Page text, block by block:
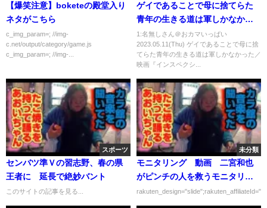
【爆笑注意】boketeの殿堂入り
ネタがこちら
c_img_param=; //img-
c.net/output/category/game.js
c_img_param=; //img-...
ゲイであることで母に捨てらた
青年の生きる道は軍しかなかっ
た／映画『インスペクション こ
こで生きる』予告編
1:名無しさん＠おカマいっぱい
2023.05.11(Thu) ゲイであることで母に捨
てらた青年の生きる道は軍しかなかった／
映画『インスペクシ...
スポーツ
センバツ準Ｖの習志野、春の県
王者に 延長で絶妙バント
このサイトの記事を見る...
未分類
モニタリング 動画 二宮和也
がピンチの人を救うモニタリン
グに挑戦 7月4日